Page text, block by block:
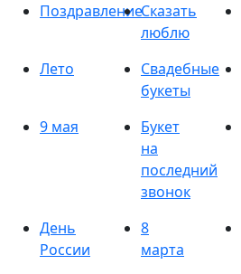
ПоздравлениеСказать
люблю
Лето
Свадебные
букеты
9 мая
Букет
на
последний
звонок
День
России
8
марта